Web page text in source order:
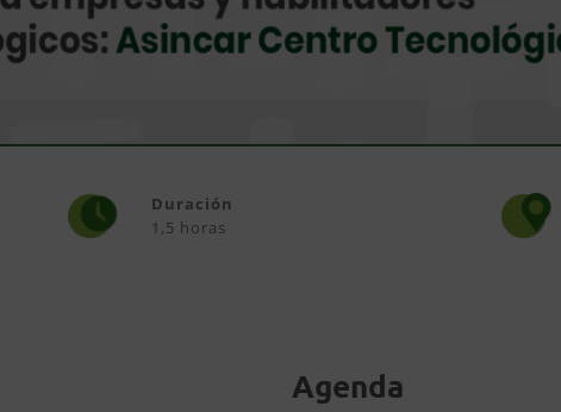
Duración
1,5 horas
Agenda